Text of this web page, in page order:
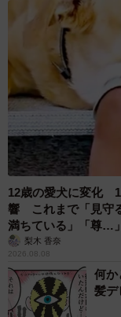
12歳の愛犬に変化 1
響 これまで「見守
満ちている」「尊…」
梨木 香奈
2026.08.08
何
髪デ